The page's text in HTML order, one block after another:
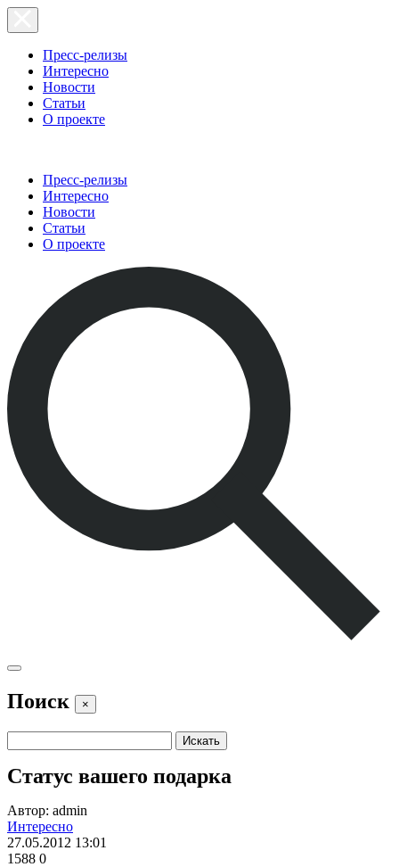
Пресс-релизы
Интересно
Новости
Статьи
О проекте
Пресс-релизы
Интересно
Новости
Статьи
О проекте
Поиск ×
Статус вашего подарка
Автор: admin
Интересно
27.05.2012 13:01
1588 0